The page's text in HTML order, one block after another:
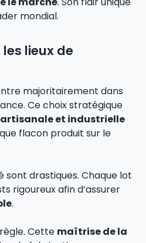
mondial.
lieux de
majoritairement dans
Ce choix stratégique
et industrielle
flacon produit sur le
sont drastiques. Chaque lot
rigoureux afin d’assurer
.
Cette maîtrise de la